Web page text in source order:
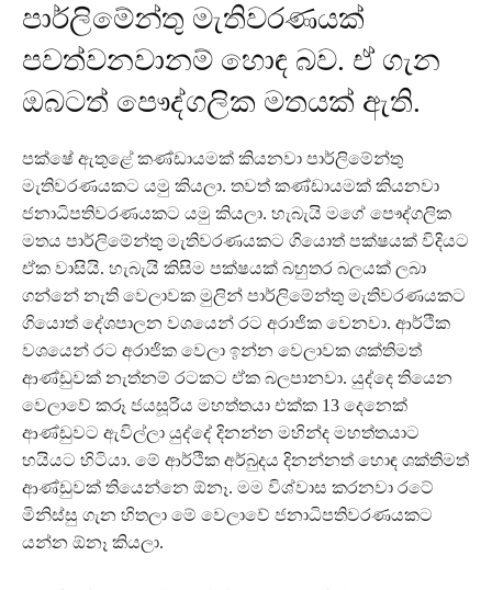
පාර්ලිමේන්තු මැතිවරණයක්
පවත්වනවානම් හොඳ බව. ඒ ගැන
ඔබටත් පෞද්ගලික මතයක් ඇති.
පක්ෂේ ඇතුළේ කණ්ඩායමක් කියනවා පාර්ලිමේන්තු
මැතිවරණයකට යමු කියලා. තවත් කණ්ඩායමක් කියනවා
ජනාධිපතිවරණයකට යමු කියලා. හැබැයි මගේ පෞද්ගලික
මතය පාර්ලිමේන්තු මැතිවරණයකට ගියොත් පක්ෂයක් විදියට
ඒක වාසියි. හැබැයි කිසිම පක්ෂයක් බහුතර බලයක් ලබා
ගන්නේ නැති වෙලාවක මුලින් පාර්ලිමේන්තු මැතිවරණයකට
ගියොත් දේශපාලන වශයෙන් රට අරාජික වෙනවා. ආර්ථික
වශයෙන් රට අරාජික වෙලා ඉන්න වෙලාවක ශක්තිමත්
ආණ්ඩුවක් නැත්නම් රටකට ඒක බලපානවා. යුද්දෙ තියෙන
වෙලාවේ කරූ ජයසූරිය මහත්තයා එක්ක 13 දෙනෙක්
ආණ්ඩුවට ඇවිල්ලා යුද්දේ දිනන්න මහින්ද මහත්තයාට
හයියට හිටියා. මේ ආර්ථික අර්බුදය දිනන්නත් හොඳ ශක්තිමත්
ආණ්ඩුවක් තියෙන්නෙ ඕනෑ. මම විශ්වාස කරනවා රටේ
මිනිස්සු ගැන හිතලා මේ වෙලාවේ ජනාධිපතිවරණයකට
යන්න ඕනෑ කියලා.